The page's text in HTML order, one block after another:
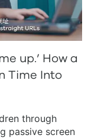
up.’ How a
Time Into
through
passive screen